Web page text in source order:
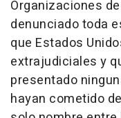
Organizaciones
denunciado toda
que Estados
extrajudiciales y
presentado
hayan cometido